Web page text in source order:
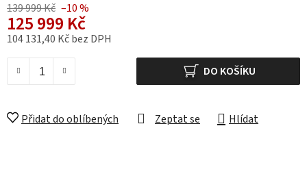
139 999 Kč –10 %
125 999 Kč
104 131,40 Kč bez DPH
DO KOŠÍKU
Zeptat se Hlídat
Přidat do oblíbených